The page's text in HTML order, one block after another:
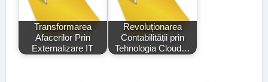
Transformarea
Afacerilor Prin
Externalizare IT
Revoluționarea
Contabilității prin
Tehnologia Cloud…